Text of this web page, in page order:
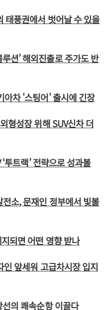
풍권에서 벗어날 수 있을
션’ 해외진출로 주가도 반
차 '스팅어' 출시에 긴장
형성장 위해 SUV신차 더
투트랙’ 전략으로 성과볼
소, 문재인 정부에서 빛볼
되면 어떤 영향 받나
앞세워 고급차시장 입지
의 쾌속순항 이끌다